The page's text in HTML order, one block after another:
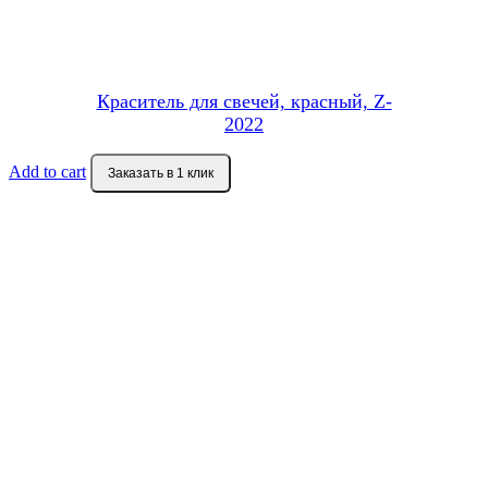
Краситель для свечей, красный, Z-
2022
Add to cart Заказать в 1 клик